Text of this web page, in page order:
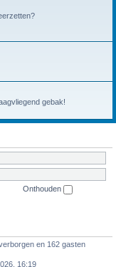
gebak!
Onthouden
en 162 gasten
16:19